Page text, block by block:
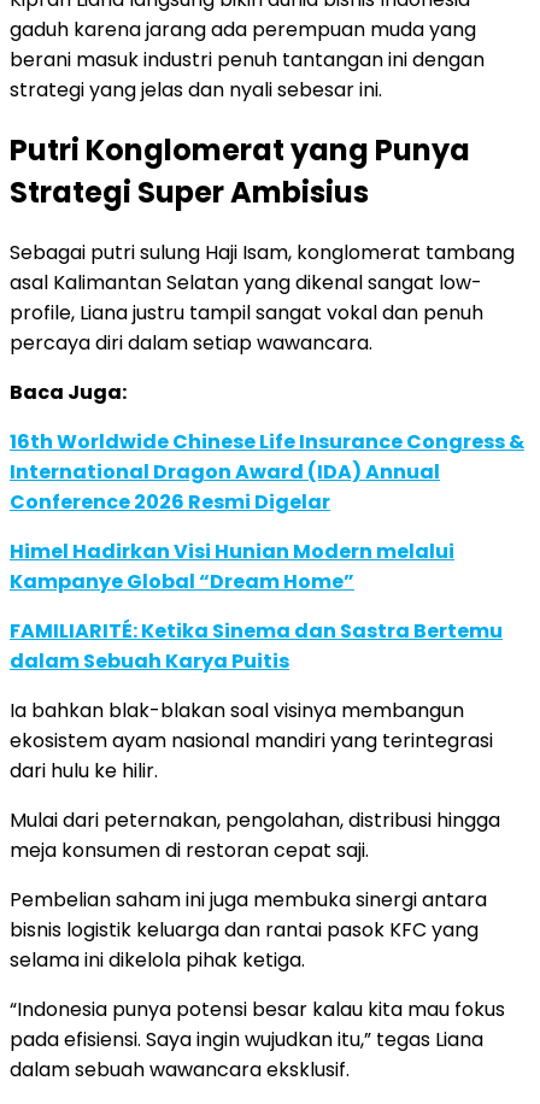
gaduh karena jarang ada perempuan muda yang
berani masuk industri penuh tantangan ini dengan
strategi yang jelas dan nyali sebesar ini.
Putri Konglomerat yang Punya
Strategi Super Ambisius
Sebagai putri sulung Haji Isam, konglomerat tambang
asal Kalimantan Selatan yang dikenal sangat low-
profile, Liana justru tampil sangat vokal dan penuh
percaya diri dalam setiap wawancara.
Baca Juga:
16th Worldwide Chinese Life Insurance Congress &
International Dragon Award (IDA) Annual
Conference 2026 Resmi Digelar
Himel Hadirkan Visi Hunian Modern melalui
Kampanye Global “Dream Home”
FAMILIARITÉ: Ketika Sinema dan Sastra Bertemu
dalam Sebuah Karya Puitis
Ia bahkan blak-blakan soal visinya membangun
ekosistem ayam nasional mandiri yang terintegrasi
dari hulu ke hilir.
Mulai dari peternakan, pengolahan, distribusi hingga
meja konsumen di restoran cepat saji.
Pembelian saham ini juga membuka sinergi antara
bisnis logistik keluarga dan rantai pasok KFC yang
selama ini dikelola pihak ketiga.
“Indonesia punya potensi besar kalau kita mau fokus
pada efisiensi. Saya ingin wujudkan itu,” tegas Liana
dalam sebuah wawancara eksklusif.